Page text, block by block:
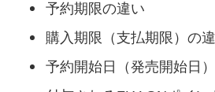
予約期限の違い
購入期限（支払期限）の
予約開始日（発売開始日